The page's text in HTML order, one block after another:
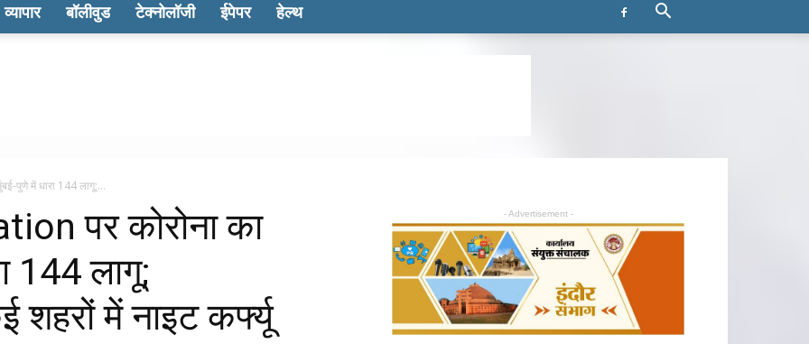
व्यापार बॉलीवुड टेक्नोलॉजी ईपेपर हेल्थ
पुणे में धारा 144 लागू;...
पर कोरोना का
144 लागू;
में नाइट कर्फ्यू
- Advertisement -